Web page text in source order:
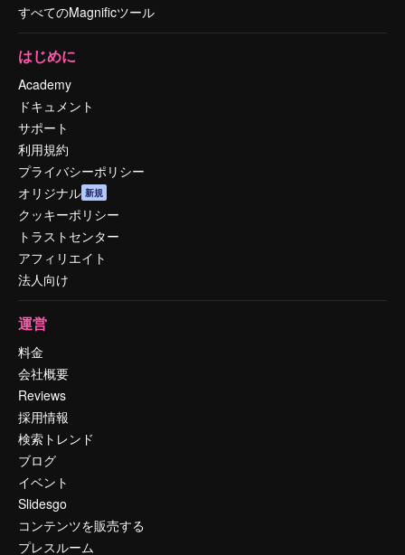
すべてのMagnificツール
はじめに
Academy
ドキュメント
サポート
利用規約
プライバシーポリシー
オリジナル 新規
クッキーポリシー
トラストセンター
アフィリエイト
法人向け
運営
料金
会社概要
Reviews
採用情報
検索トレンド
ブログ
イベント
Slidesgo
コンテンツを販売する
プレスルーム